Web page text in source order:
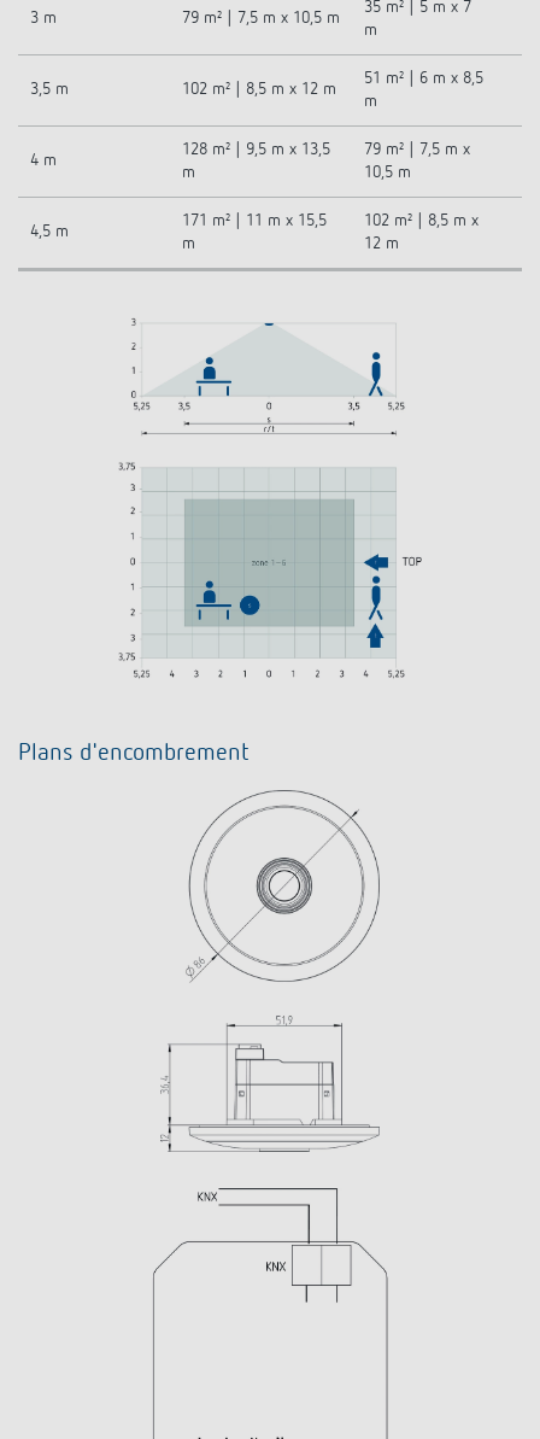
3 m 79 m² | 7,5 m x 10,5 m
35 m² | 5 m x 7
m
3,5 m 102 m² | 8,5 m x 12 m
51 m² | 6 m x 8,5
m
4 m
128 m² | 9,5 m x 13,5
m
79 m² | 7,5 m x
10,5 m
4,5 m
171 m² | 11 m x 15,5
m
102 m² | 8,5 m x
12 m
Plans d'encombrement